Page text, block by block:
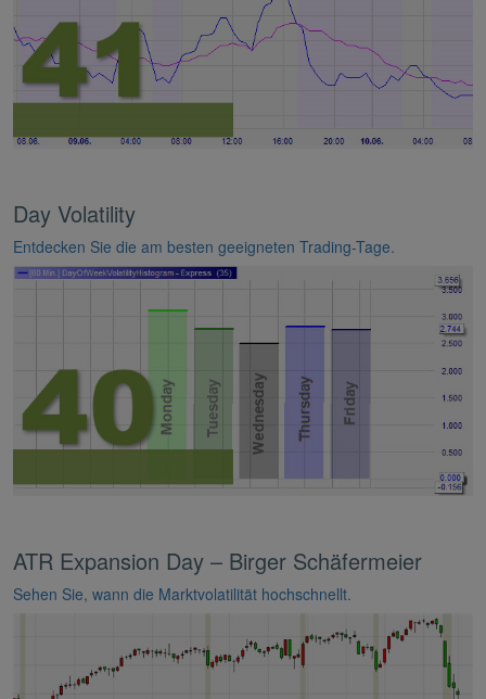
Day Volatility
Entdecken Sie die am besten geeigneten Trading-Tage.
ATR Expansion Day – Birger Schäfermeier
Sehen Sie, wann die Marktvolatilität hochschnellt.